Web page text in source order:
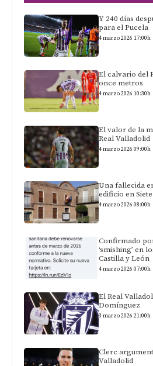
Y 240 días
para el Pucela
4 marzo 2026 17:00h
El calvario del
once metros
4 marzo 2026 10:30h
El valor de la
Real Valladolid
4 marzo 2026 09:00h
Una fallecida
edificio en
4 marzo 2026 08:00h
Confirmado
‘smishing’ en
Castilla y León
4 marzo 2026 07:00h
El Real
Domínguez
3 marzo 2026 21:00h
Clerc
Valladolid